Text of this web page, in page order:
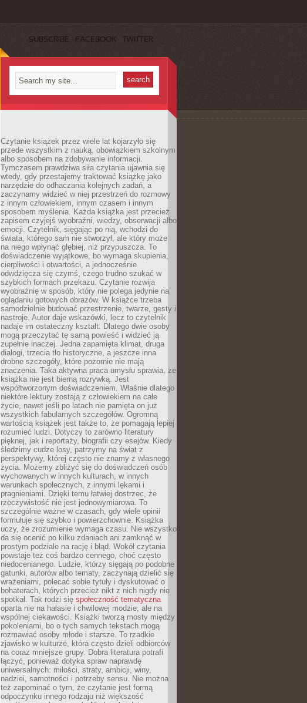
SUBSCRIBE FACEBOOK TWITTER
Czytanie książek przez wiele lat kojarzyło się
przede wszystkim z nauką, obowiązkiem szkolnym
albo sposobem na zdobywanie informacji.
Tymczasem prawdziwa siła czytania ujawnia się
wtedy, gdy przestajemy traktować książkę jako
narzędzie do odhaczania kolejnych zadań, a
zaczynamy widzieć w niej przestrzeń do rozmowy
z innym człowiekiem, innym czasem i innym
sposobem myślenia. Każda książka jest przecież
zapisem czyjejś wyobraźni, wiedzy, obserwacji albo
emocji. Czytelnik, sięgając po nią, wchodzi do
świata, którego sam nie stworzył, ale który może
na niego wpłynąć głębiej, niż przypuszcza. To
doświadczenie wyjątkowe, bo wymaga skupienia,
cierpliwości i otwartości, a jednocześnie
odwdzięcza się czymś, czego trudno szukać w
szybkich formach przekazu. Czytanie rozwija
wyobraźnię w sposób, który nie polega jedynie na
oglądaniu gotowych obrazów. W książce trzeba
samodzielnie budować przestrzenie, twarze, gesty i
nastroje. Autor daje wskazówki, lecz to czytelnik
nadaje im ostateczny kształt. Dlatego dwie osoby
mogą przeczytać tę samą powieść i widzieć ją
zupełnie inaczej. Jedna zapamięta klimat, druga
dialogi, trzecia tło historyczne, a jeszcze inna
drobne szczegóły, które pozornie nie mają
znaczenia. Taka aktywna praca umysłu sprawia, że
książka nie jest bierną rozrywką. Jest
współtworzonym doświadczeniem. Właśnie dlatego
niektóre lektury zostają z człowiekiem na całe
życie, nawet jeśli po latach nie pamięta on już
wszystkich fabularnych szczegółów. Ogromną
wartością książek jest także to, że pomagają lepiej
rozumieć ludzi. Dotyczy to zarówno literatury
pięknej, jak i reportaży, biografii czy esejów. Kiedy
śledzimy cudze losy, patrzymy na świat z
perspektywy, której często nie znamy z własnego
życia. Możemy zbliżyć się do doświadczeń osób
wychowanych w innych kulturach, w innych
warunkach społecznych, z innymi lękami i
pragnieniami. Dzięki temu łatwiej dostrzec, że
rzeczywistość nie jest jednowymiarowa. To
szczególnie ważne w czasach, gdy wiele opinii
formułuje się szybko i powierzchownie. Książka
uczy, że zrozumienie wymaga czasu. Nie wszystko
da się ocenić po kilku zdaniach ani zamknąć w
prostym podziale na rację i błąd. Wokół czytania
powstaje też coś bardzo cennego, choć często
niedocenianego. Ludzie, którzy sięgają po podobne
gatunki, autorów albo tematy, zaczynają dzielić się
wrażeniami, polecać sobie tytuły i dyskutować o
bohaterach, których przecież nikt z nich nigdy nie
spotkał. Tak rodzi się społeczność tematyczna
oparta nie na hałasie i chwilowej modzie, ale na
wspólnej ciekawości. Książki tworzą mosty między
pokoleniami, bo o tych samych tekstach mogą
rozmawiać osoby młode i starsze. To rzadkie
zjawisko w kulturze, która często dzieli odbiorców
na coraz mniejsze grupy. Dobra literatura potrafi
łączyć, ponieważ dotyka spraw naprawdę
uniwersalnych: miłości, straty, ambicji, winy,
nadziei, samotności i potrzeby sensu. Nie można
też zapominać o tym, że czytanie jest formą
odpoczynku innego rodzaju niż większość